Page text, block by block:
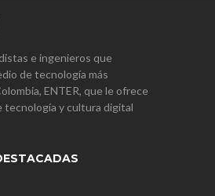
e ingenieros que
de tecnología más
ENTER, que le ofrece
tecnología y cultura digital